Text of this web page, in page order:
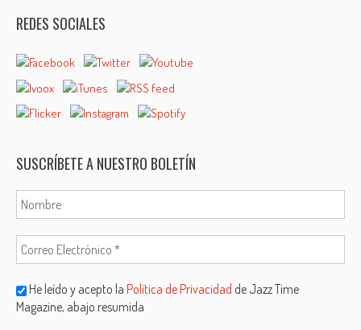
REDES SOCIALES
SUSCRÍBETE A NUESTRO BOLETÍN
He leído y acepto laPolítica de Privacidad de Jazz Time
Magazine, abajo resumida